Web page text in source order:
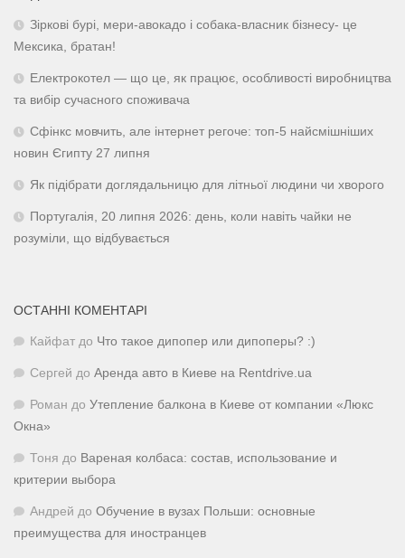
Зіркові бурі, мери-авокадо і собака-власник бізнесу- це
Мексика, братан!
Електрокотел — що це, як працює, особливості виробництва
та вибір сучасного споживача
Сфінкс мовчить, але інтернет регоче: топ-5 найсмішніших
новин Єгипту 27 липня
Як підібрати доглядальницю для літньої людини чи хворого
Португалія, 20 липня 2026: день, коли навіть чайки не
розуміли, що відбувається
ОСТАННІ КОМЕНТАРІ
Кайфат до Что такое дипопер или дипоперы? :)
Сергей до Аренда авто в Киеве на Rentdrive.ua
Роман до Утепление балкона в Киеве от компании «Люкс
Окна»
Тоня до Вареная колбаса: состав, использование и
критерии выбора
Андрей до Обучение в вузах Польши: основные
преимущества для иностранцев